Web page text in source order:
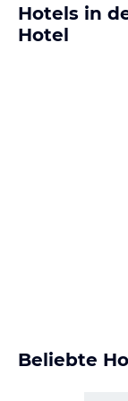
Hotels in
Hotel
Beliebte